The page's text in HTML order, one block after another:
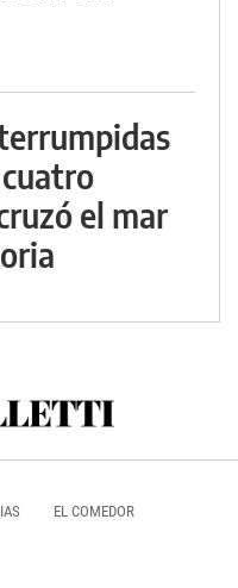
el mar
EL COMEDOR